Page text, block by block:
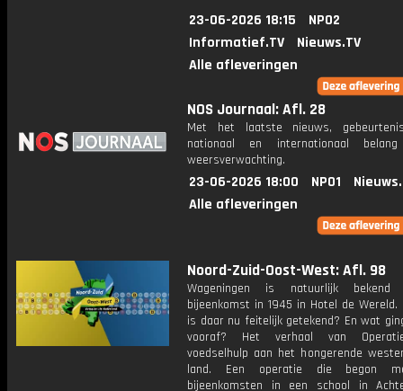
23-06-2026 18:15
NPO2
Informatief.TV
Nieuws.TV
Alle afleveringen
NOS Journaal: Afl. 28
Met het laatste nieuws,
nationaal en internationaal
weersverwachting.
23-06-2026 18:00 NPO1
Alle afleveringen
Noord-Zuid-Oost-West: Afl. 98
Wageningen is natuurlijk
bijeenkomst in 1945 in Hotel de
is daar nu feitelijk getekend? En wat
vooraf? Het verhaal van
voedselhulp aan het hongerende
land. Een operatie die begon
bijeenkomsten in een school in